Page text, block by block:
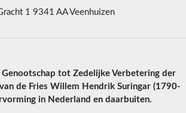
1 9341 AA Veenhuizen
tot Zedelijke Verbetering der
de Fries Willem Hendrik Suringar (1790-
in Nederland en daarbuiten.